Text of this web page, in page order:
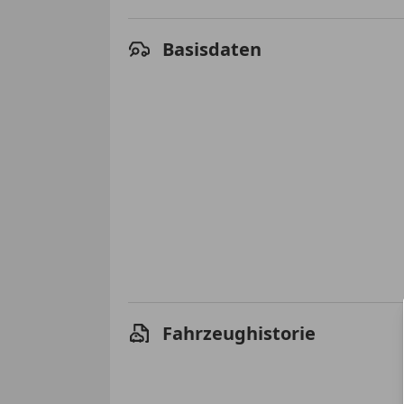
Basisdaten
Fahrzeughistorie